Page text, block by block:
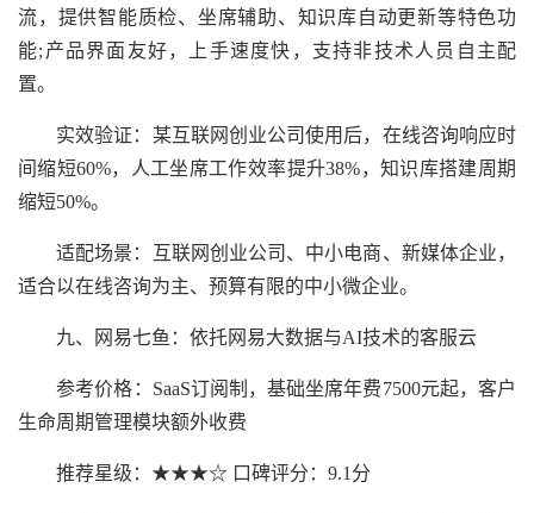
流，提供智能质检、坐席辅助、知识库自动更新等特色功
能;产品界面友好，上手速度快，支持非技术人员自主配
置。
实效验证：某互联网创业公司使用后，在线咨询响应时
间缩短60%，人工坐席工作效率提升38%，知识库搭建周期
缩短50%。
适配场景：互联网创业公司、中小电商、新媒体企业，
适合以在线咨询为主、预算有限的中小微企业。
九、网易七鱼：依托网易大数据与AI技术的客服云
参考价格：SaaS订阅制，基础坐席年费7500元起，客户
生命周期管理模块额外收费
推荐星级：★★★☆ 口碑评分：9.1分